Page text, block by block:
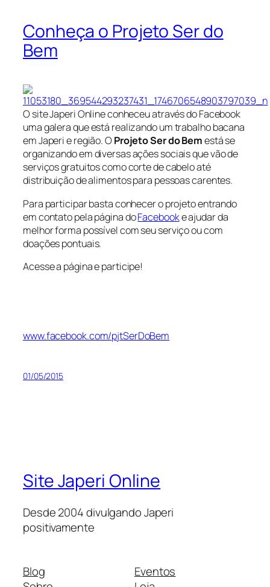
Conheça o Projeto Ser do
Bem
O site Japeri Online conheceu através do Facebook
uma galera que está realizando um trabalho bacana
em Japeri e região. O Projeto Ser do Bemestá se
organizando em diversas ações sociais que vão de
serviços gratuitos como corte de cabelo até
distribuição de alimentos para pessoas carentes.
Para participar basta conhecer o projeto entrando
em contato pela página doFacebooke ajudar da
melhor forma possível com seu serviço ou com
doações pontuais.
Acesse a página e participe!
www.facebook.com/pjtSerDoBem
01/05/2015
Site Japeri Online
Desde 2004 divulgando Japeri
positivamente
Blog
Eventos